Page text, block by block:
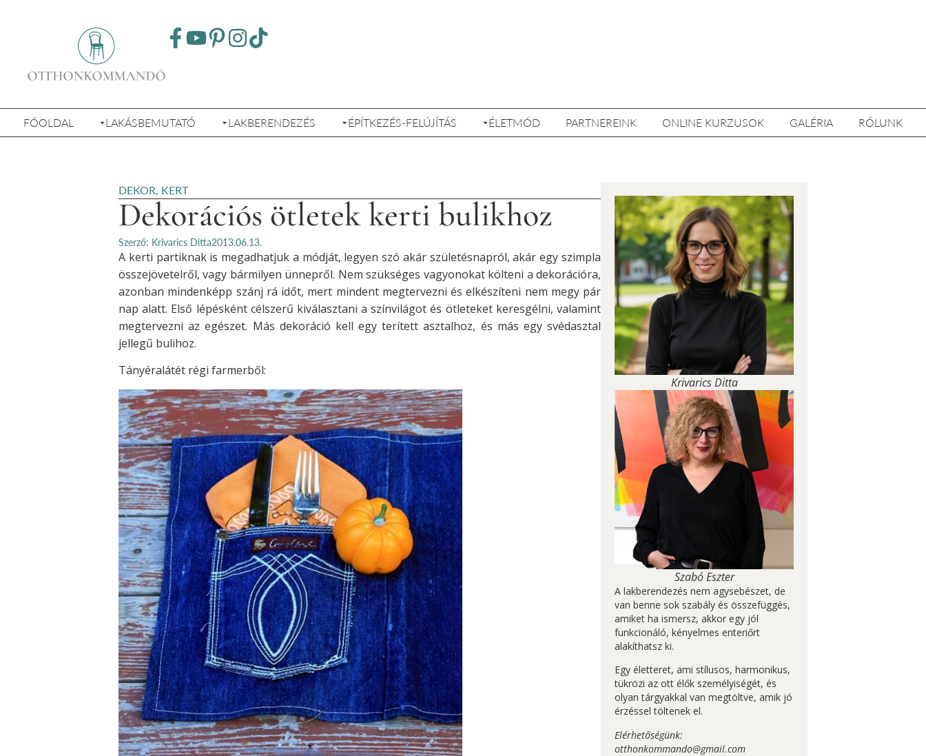
FŐOLDAL LAKÁSBEMUTATÓ LAKBERENDEZÉS ÉPÍTKEZÉS-FELÚJÍTÁS ÉLETMÓD PARTNEREINK ONLINE KURZUSOK GALÉRIA RÓLUNK
DEKOR, KERT
Dekorációs ötletek kerti bulikhoz
Szerző: Krivarics Ditta2013.06.13.
A kerti partiknak is megadhatjuk a módját, legyen szó akár születésnapról, akár egy szimpla
összejövetelről, vagy bármilyen ünnepről. Nem szükséges vagyonokat költeni a dekorációra,
azonban mindenképp szánj rá időt, mert mindent megtervezni és elkészíteni nem megy pár
nap alatt. Első lépésként célszerű kiválasztani a színvilágot és ötleteket keresgélni, valamint
megtervezni az egészet. Más dekoráció kell egy terített asztalhoz, és más egy svédasztal
jellegű bulihoz.
Tányéralátét régi farmerből:
Krivarics Ditta
Szabó Eszter
A lakberendezés nem agysebészet, de
van benne sok szabály és összefüggés,
amiket ha ismersz, akkor egy jól
funkcionáló, kényelmes enteriőrt
alakíthatsz ki.
Egy életteret, ami stílusos, harmonikus,
tükrözi az ott élők személyiségét, és
olyan tárgyakkal van megtöltve, amik jó
érzéssel töltenek el.
Elérhetőségünk:
otthonkommando@gmail.com